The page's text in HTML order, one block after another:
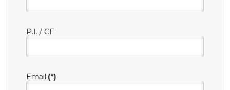
P.I. / CF
Email (*)